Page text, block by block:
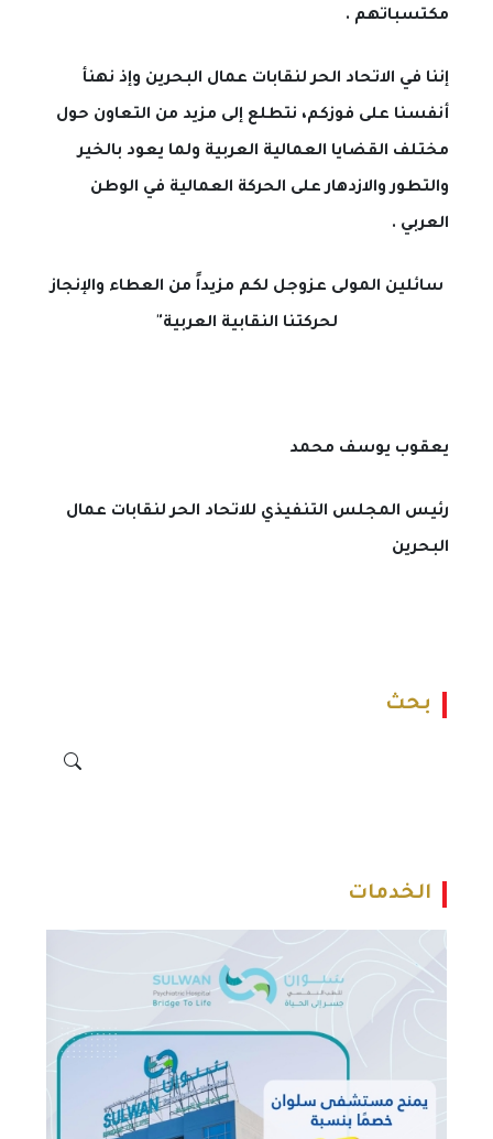
مكتسباتهم .
إننا في الاتحاد الحر لنقابات عمال البحرين وإذ نهنأ
أنفسنا على فوزكم، نتطلع إلى مزيد من التعاون حول
مختلف القضايا العمالية العربية ولما يعود بالخير
والتطور والازدهار على الحركة العمالية في الوطن
العربي .
سائلين المولى عزوجل لكم مزيداً من العطاء والإنجاز
لحركتنا النقابية العربية"
يعقوب يوسف محمد
رئيس المجلس التنفيذي للاتحاد الحر لنقابات عمال
البحرين
بحث
الخدمات